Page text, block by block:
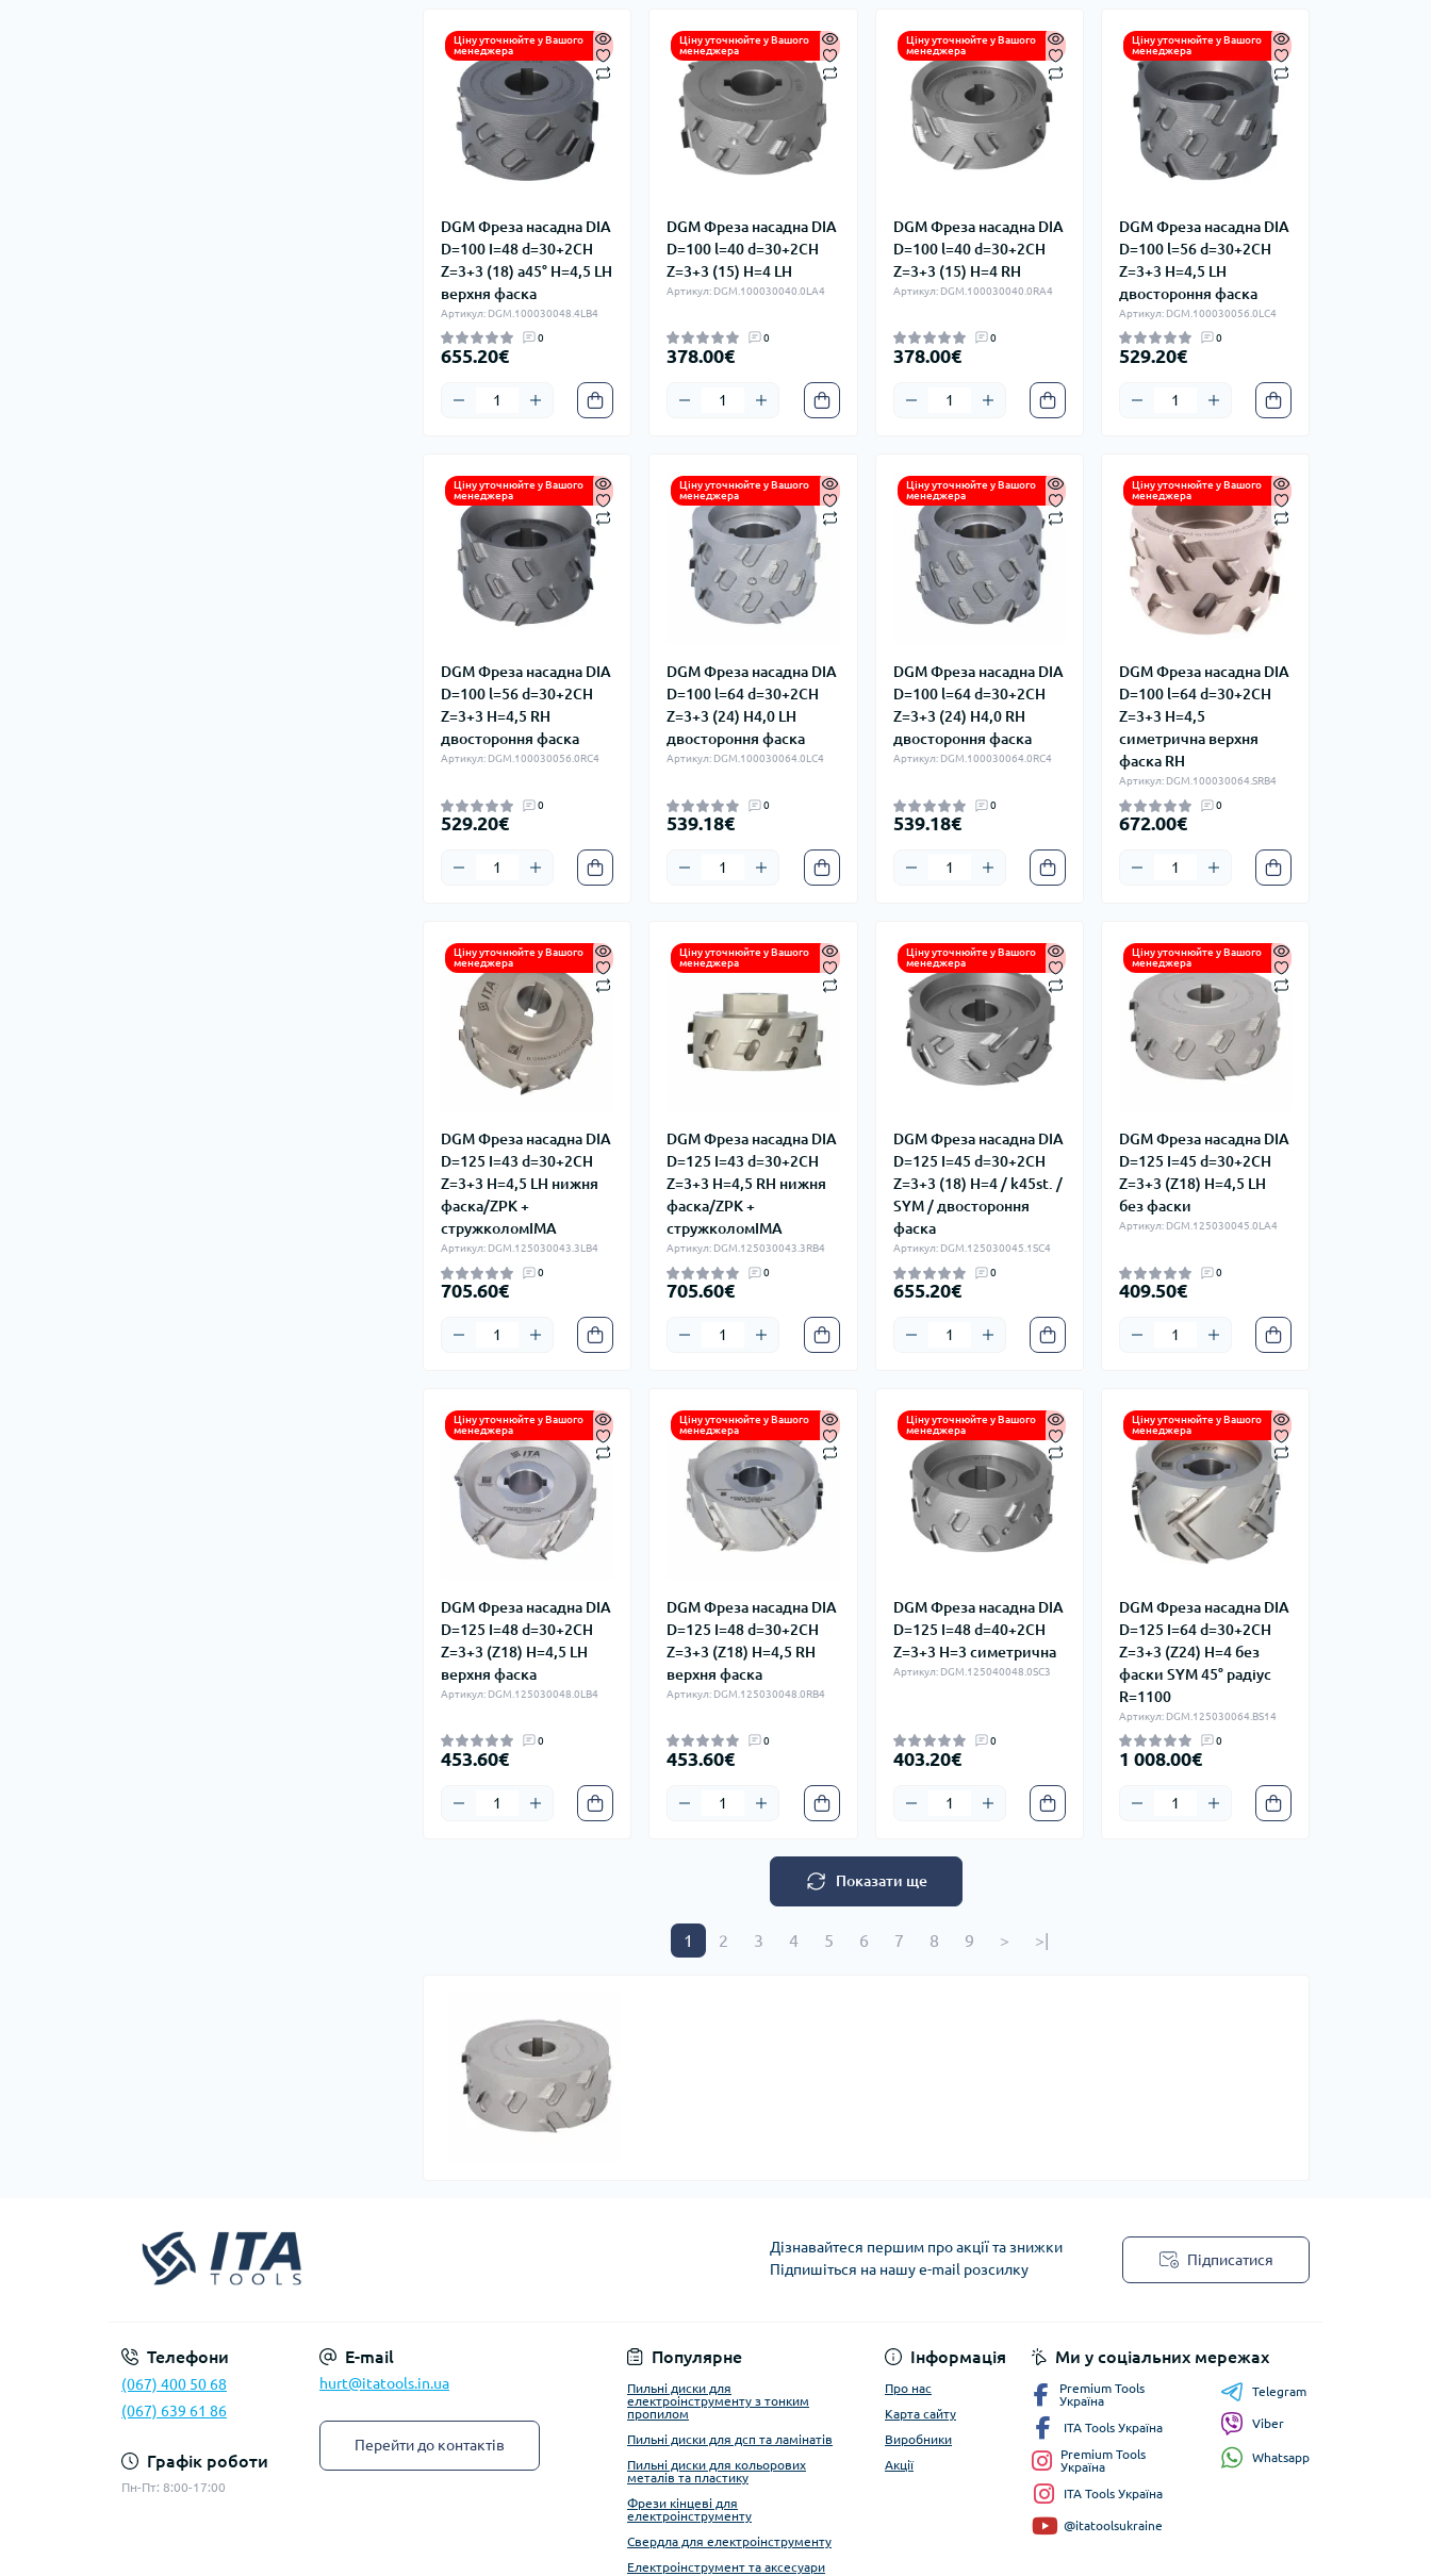
Ціну уточнюйте у Вашого
менеджера
DGM Фреза насадна DIA
D=100 I=48 d=30+2CH
Z=3+3 (18) a45° H=4,5 LH
верхня фаска
Артикул: DGM.100030048.4LB4
0
655.20€
Ціну уточнюйте у Вашого
менеджера
DGM Фреза насадна DIA
D=100 l=40 d=30+2CH
Z=3+3 (15) H=4 LH
Артикул: DGM.100030040.0LA4
0
378.00€
Ціну уточнюйте у Вашого
менеджера
DGM Фреза насадна DIA
D=100 l=40 d=30+2CH
Z=3+3 (15) H=4 RH
Артикул: DGM.100030040.0RA4
0
378.00€
Ціну уточнюйте у Вашого
менеджера
DGM Фреза насадна DIA
D=100 l=56 d=30+2CH
Z=3+3 H=4,5 LH
двостороння фаска
Артикул: DGM.100030056.0LC4
0
529.20€
Ціну уточнюйте у Вашого
менеджера
DGM Фреза насадна DIA
D=100 l=56 d=30+2CH
Z=3+3 H=4,5 RH
двостороння фаска
Артикул: DGM.100030056.0RC4
0
529.20€
Ціну уточнюйте у Вашого
менеджера
DGM Фреза насадна DIA
D=100 l=64 d=30+2CH
Z=3+3 (24) H4,0 LH
двостороння фаска
Артикул: DGM.100030064.0LC4
0
539.18€
Ціну уточнюйте у Вашого
менеджера
DGM Фреза насадна DIA
D=100 l=64 d=30+2CH
Z=3+3 (24) H4,0 RH
двостороння фаска
Артикул: DGM.100030064.0RC4
0
539.18€
Ціну уточнюйте у Вашого
менеджера
DGM Фреза насадна DIA
D=100 l=64 d=30+2CH
Z=3+3 H=4,5
симетрична верхня
фаска RH
Артикул: DGM.100030064.SRB4
0
672.00€
Ціну уточнюйте у Вашого
менеджера
DGM Фреза насадна DIA
D=125 I=43 d=30+2CH
Z=3+3 H=4,5 LH нижня
фаска/ZPK +
стружколомIMA
Артикул: DGM.125030043.3LB4
0
705.60€
Ціну уточнюйте у Вашого
менеджера
DGM Фреза насадна DIA
D=125 I=43 d=30+2CH
Z=3+3 H=4,5 RH нижня
фаска/ZPK +
стружколомIMA
Артикул: DGM.125030043.3RB4
0
705.60€
Ціну уточнюйте у Вашого
менеджера
DGM Фреза насадна DIA
D=125 I=45 d=30+2CH
Z=3+3 (18) H=4 / k45st. /
SYM / двостороння
фаска
Артикул: DGM.125030045.1SC4
0
655.20€
Ціну уточнюйте у Вашого
менеджера
DGM Фреза насадна DIA
D=125 I=45 d=30+2CH
Z=3+3 (Z18) H=4,5 LH
без фаски
Артикул: DGM.125030045.0LA4
0
409.50€
Ціну уточнюйте у Вашого
менеджера
DGM Фреза насадна DIA
D=125 I=48 d=30+2CH
Z=3+3 (Z18) H=4,5 LH
верхня фаска
Артикул: DGM.125030048.0LB4
0
453.60€
Ціну уточнюйте у Вашого
менеджера
DGM Фреза насадна DIA
D=125 I=48 d=30+2CH
Z=3+3 (Z18) H=4,5 RH
верхня фаска
Артикул: DGM.125030048.0RB4
0
453.60€
Ціну уточнюйте у Вашого
менеджера
DGM Фреза насадна DIA
D=125 I=48 d=40+2CH
Z=3+3 H=3 симетрична
Артикул: DGM.125040048.0SC3
0
403.20€
Ціну уточнюйте у Вашого
менеджера
DGM Фреза насадна DIA
D=125 I=64 d=30+2CH
Z=3+3 (Z24) H=4 без
фаски SYM 45° радіус
R=1100
Артикул: DGM.125030064.BS14
0
1 008.00€
Показати ще
1 2 3 4 5 6 7 8 9 > >|
Дізнавайтеся першим про акції та знижки
Підпишіться на нашу e-mail розсилку
Підписатися
Телефони
(067) 400 50 68
(067) 639 61 86
Графік роботи
Пн-Пт: 8:00-17:00
E-mail
hurt@itatools.in.ua
Перейти до контактів
Популярне
Пильні диски для
електроінструменту з тонким
пропилом
Пильні диски для дсп та ламінатів
Пильні диски для кольорових
металів та пластику
Фрези кінцеві для
електроінструменту
Свердла для електроінструменту
Електроінструмент та аксесуари
Інформація
Про нас
Карта сайту
Виробники
Акції
Ми у соціальних мережах
Premium Tools
Україна
ITA Tools Україна
Premium Tools
Україна
ITA Tools Україна
@itatoolsukraine
Telegram
Viber
Whatsapp